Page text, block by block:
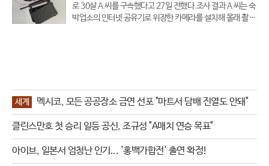
로 30살 A 씨를 구속했다고 27일 전했다.조사 결과 A 씨는 숙
박업소의 인터넷 공유기로 위장한 카메라를 설치해 몰래 촬영
세계 멕시코, 모든 공공장소 금연 선포 "마트서 담배 진열도 안돼"
클린스만호 첫 승리 일등 공신, 조규성 "A매치 연승 목표"
아이브, 일본서 엄청난 인기... '홍백가합전' 출연 확정!